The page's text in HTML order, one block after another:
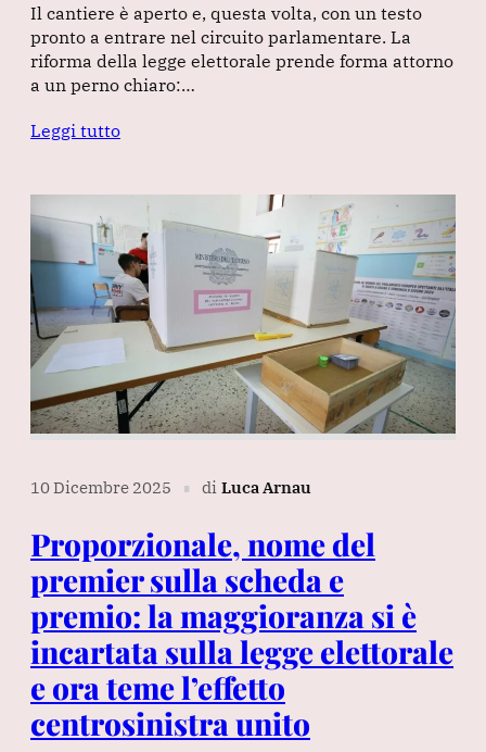
Il cantiere è aperto e, questa volta, con un testo
pronto a entrare nel circuito parlamentare. La
riforma della legge elettorale prende forma attorno
a un perno chiaro:…
Leggi tutto
10 Dicembre 2025 ∎ di Luca Arnau
Proporzionale, nome del
premier sulla scheda e
premio: la maggioranza si è
incartata sulla legge elettorale
e ora teme l’effetto
centrosinistra unito